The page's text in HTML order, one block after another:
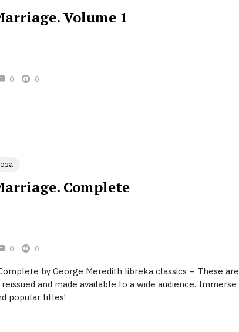
Volume 1
0 0
Complete
0 0
by George Meredith libreka classics – These are
and made available to a wide audience. Immerse
popular titles!